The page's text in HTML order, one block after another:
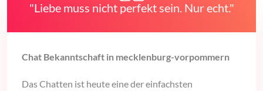
"Liebe muss nicht perfekt sein. Nur echt."
Chat Bekanntschaft in mecklenburg-vorpommern
Das Chatten ist heute eine der einfachsten